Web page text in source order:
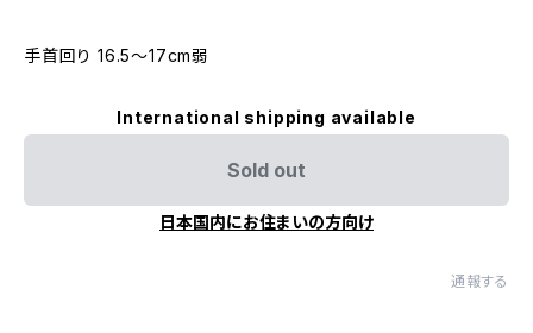
手首回り 16.5〜17cm弱
International shipping available
Sold out
日本国内にお住まいの方向け
通報する